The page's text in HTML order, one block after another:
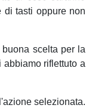
di tasti oppure non
scelta per la
riflettuto a
selezionata.